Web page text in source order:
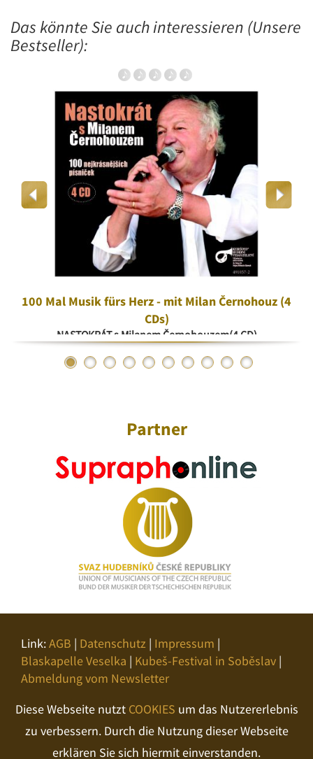
Das könnte Sie auch interessieren (Unsere
Bestseller):
100 Mal Musik fürs Herz - mit Milan Černohouz (4
CDs)
NASTOKRÁT s Milanem Černohouzem(4 CD)
Partner
Link:AGB | Datenschutz | Impressum |
Blaskapelle Veselka | Kubeš-Festival in Soběslav |
Abmeldung vom Newsletter
Diese Webseite nutzt COOKIES um das Nutzererlebnis
zu verbessern. Durch die Nutzung dieser Webseite
erklären Sie sich hiermit einverstanden.